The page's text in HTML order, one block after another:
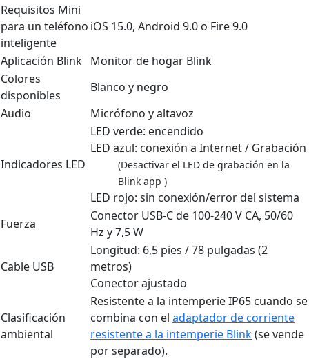
Requisitos Mini
para un teléfono
inteligente
iOS 15.0, Android 9.0 o Fire 9.0
Aplicación Blink Monitor de hogar Blink
Colores
disponibles
Blanco y negro
Audio
Micrófono y altavoz
Indicadores LED
LED verde: encendido
LED azul: conexión a Internet / Grabación
(Desactivar el LED de grabación en la
Blink app )
LED rojo: sin conexión/error del sistema
Fuerza
Conector USB-C de 100-240 V CA, 50/60
Hz y 7,5 W
Cable USB
Longitud: 6,5 pies / 78 pulgadas (2
metros)
Conector ajustado
Clasificación
ambiental
Resistente a la intemperie IP65 cuando se
combina con el adaptador de corriente
resistente a la intemperie Blink(se vende
por separado).